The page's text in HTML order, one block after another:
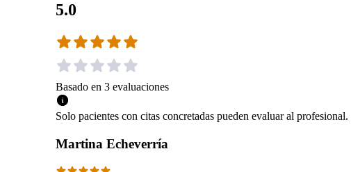
5.0
Basado en 3 evaluaciones
Solo pacientes con citas concretadas pueden evaluar al profesional.
Martina Echeverría